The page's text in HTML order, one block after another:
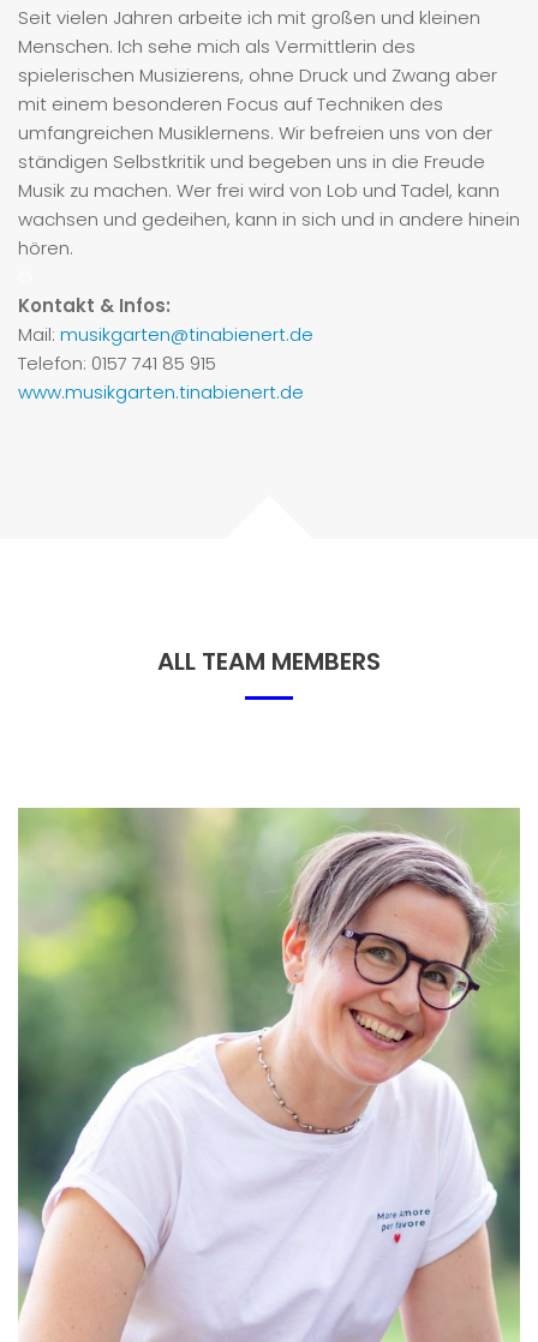
Seit vielen Jahren arbeite ich mit großen und kleinen
Menschen. Ich sehe mich als Vermittlerin des
spielerischen Musizierens, ohne Druck und Zwang aber
mit einem besonderen Focus auf Techniken des
umfangreichen Musiklernens. Wir befreien uns von der
ständigen Selbstkritik und begeben uns in die Freude
Musik zu machen. Wer frei wird von Lob und Tadel, kann
wachsen und gedeihen, kann in sich und in andere hinein
hören.
Kontakt & Infos:
Mail: musikgarten@tinabienert.de
Telefon: 0157 741 85 915
www.musikgarten.tinabienert.de
ALL TEAM MEMBERS